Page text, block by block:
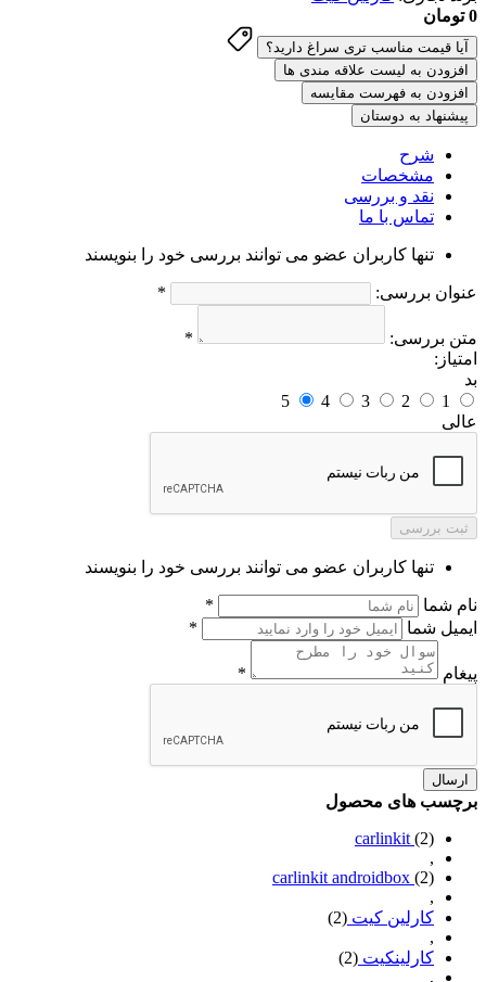
0 تومان
افزودن به لیست علاقه مندی ها
افزودن به فهرست مقایسه
پیشنهاد به دوستان
شرح
مشخصات
نقد و بررسی
تماس با ما
تنها کاربران عضو می توانند بررسی خود را بنویسند
عنوان بررسی: *
متن بررسی:
*
امتیاز:
بد
1
2
3
4
5
عالی
ثبت بررسی
تنها کاربران عضو می توانند بررسی خود را بنویسند
نام شما
*
ایمیل شما
*
پیغام *
ارسال
برچسب های محصول
carlinkit (2)
,
carlinkit androidbox (2)
,
کارلین کیت (2)
,
کارلینکیت (2)
,